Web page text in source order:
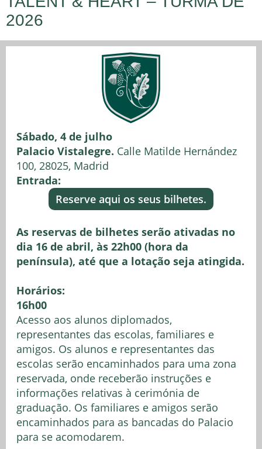
2026
Sábado, 4 de julho
Palacio Vistalegre. Calle Matilde Hernández
100, 28025, Madrid
Entrada:
Reserve aqui os seus bilhetes.
As reservas de bilhetes serão ativadas no
dia 16 de abril, às 22h00 (hora da
península), até que a lotação seja atingida.
Horários:
16h00
Acesso aos alunos diplomados,
representantes das escolas, familiares e
amigos. Os alunos e representantes das
escolas serão encaminhados para uma zona
reservada, onde receberão instruções e
informações relativas à cerimónia de
graduação. Os familiares e amigos serão
encaminhados para as bancadas do Palacio
para se acomodarem.